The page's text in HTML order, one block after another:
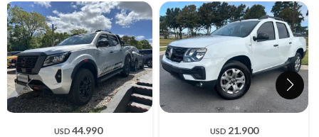
USD 44.990 USD 21.900